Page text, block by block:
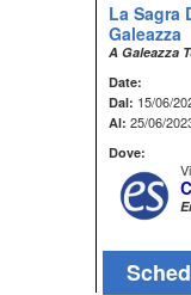
La Sagra
Galeazza
A Galeazza
Date:
Dal: 15/06/
Al: 25/06/
Dove: